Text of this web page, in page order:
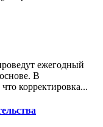
ежегодный
В
корректировка...